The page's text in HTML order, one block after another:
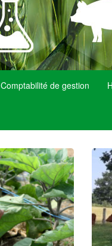
Comptabilité de gestion